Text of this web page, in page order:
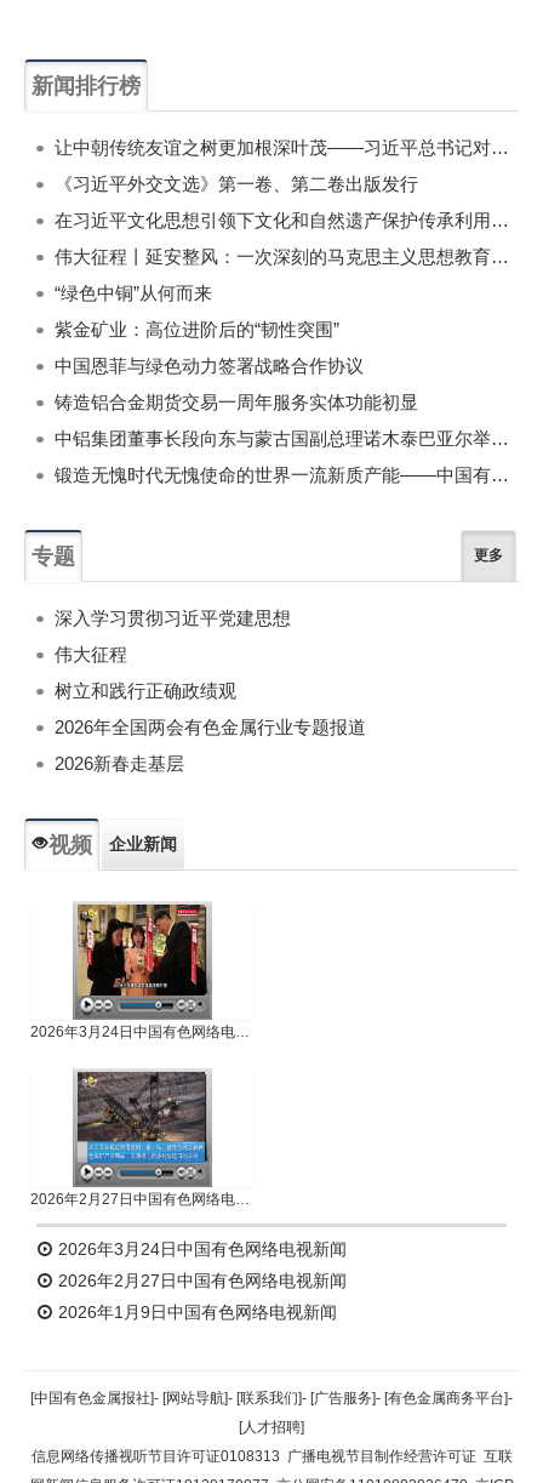
新闻排行榜
让中朝传统友谊之树更加根深叶茂——习近平总书记对朝鲜进行国事访问纪实
《习近平外交文选》第一卷、第二卷出版发行
在习近平文化思想引领下文化和自然遗产保护传承利用工作开创新局面
伟大征程丨延安整风：一次深刻的马克思主义思想教育运动
“绿色中铜”从何而来
紫金矿业：高位进阶后的“韧性突围”
中国恩菲与绿色动力签署战略合作协议
铸造铝合金期货交易一周年服务实体功能初显
中铝集团董事长段向东与蒙古国副总理诺木泰巴亚尔举行会谈
锻造无愧时代无愧使命的世界一流新质产能——中国有色金属工业的战略应对与破局之道（二）
专题 更多
深入学习贯彻习近平党建思想
伟大征程
树立和践行正确政绩观
2026年全国两会有色金属行业专题报道
2026新春走基层
视频 企业新闻
2026年3月24日中国有色网络电视新闻
2026年2月27日中国有色网络电视新闻
2026年3月24日中国有色网络电视新闻
2026年2月27日中国有色网络电视新闻
2026年1月9日中国有色网络电视新闻
[中国有色金属报社]- [网站导航]- [联系我们]- [广告服务]- [有色金属商务平台]-
[人才招聘]
信息网络传播视听节目许可证0108313 广播电视节目制作经营许可证 互联